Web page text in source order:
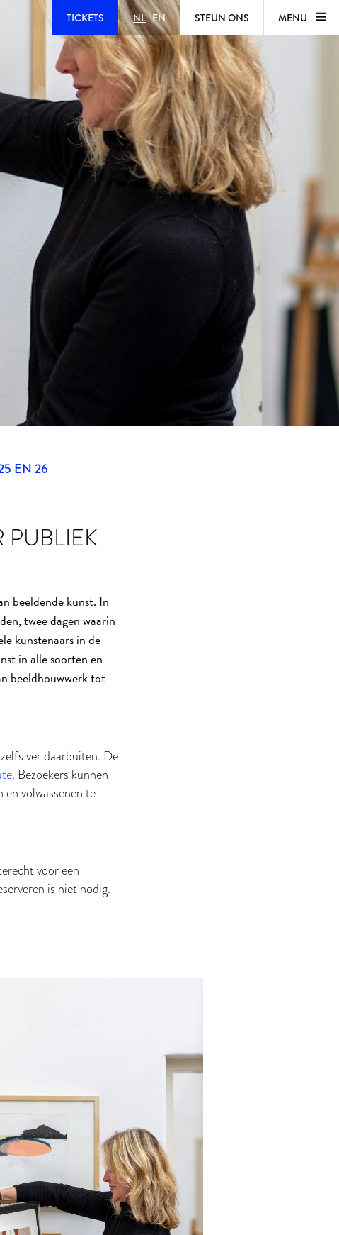
TICKETS NL|EN STEUN ONS MENU
EN 26
beeldende kunst. In
twee dagen waarin
kunstenaars in de
in alle soorten en
beeldhouwwerk tot
ver daarbuiten. De
. Bezoekers kunnen
volwassenen te
voor een
is niet nodig.